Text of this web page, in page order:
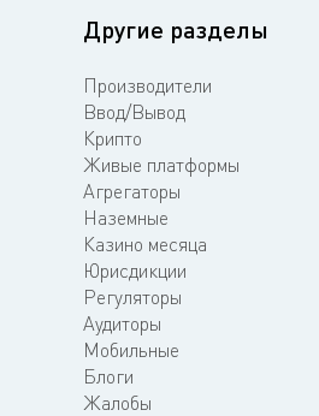
Другие разделы
Производители
Ввод/Вывод
Крипто
Живые платформы
Агрегаторы
Наземные
Казино месяца
Юрисдикции
Регуляторы
Аудиторы
Мобильные
Блоги
Жалобы